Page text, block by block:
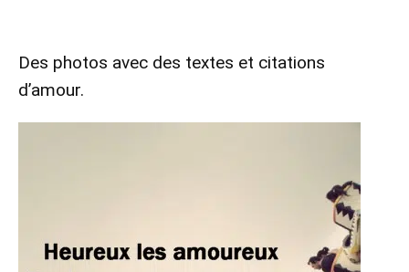
Des photos avec des textes et citations
d’amour.